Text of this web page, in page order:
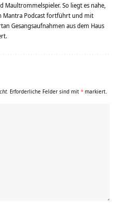
Maultrommelspieler. So liegt es nahe,
Mantra Podcast fortführt und mit
Gesangsaufnahmen aus dem Haus
Erforderliche Felder sind mit * markiert.